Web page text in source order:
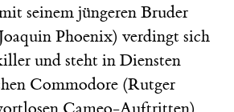
seinem jüngeren Bruder
Phoenix) verdingt sich
und steht in Diensten
Commodore (Rutger